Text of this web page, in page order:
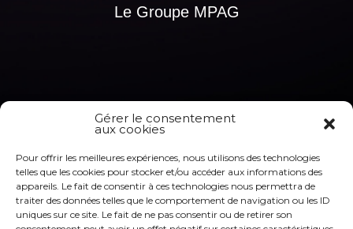
Gérer le consentement
aux cookies
Pour offrir les meilleures expériences, nous utilisons des technologies
telles que les cookies pour stocker et/ou accéder aux informations des
appareils. Le fait de consentir à ces technologies nous permettra de
traiter des données telles que le comportement de navigation ou les ID
uniques sur ce site. Le fait de ne pas consentir ou de retirer son
Le Groupe MPAG